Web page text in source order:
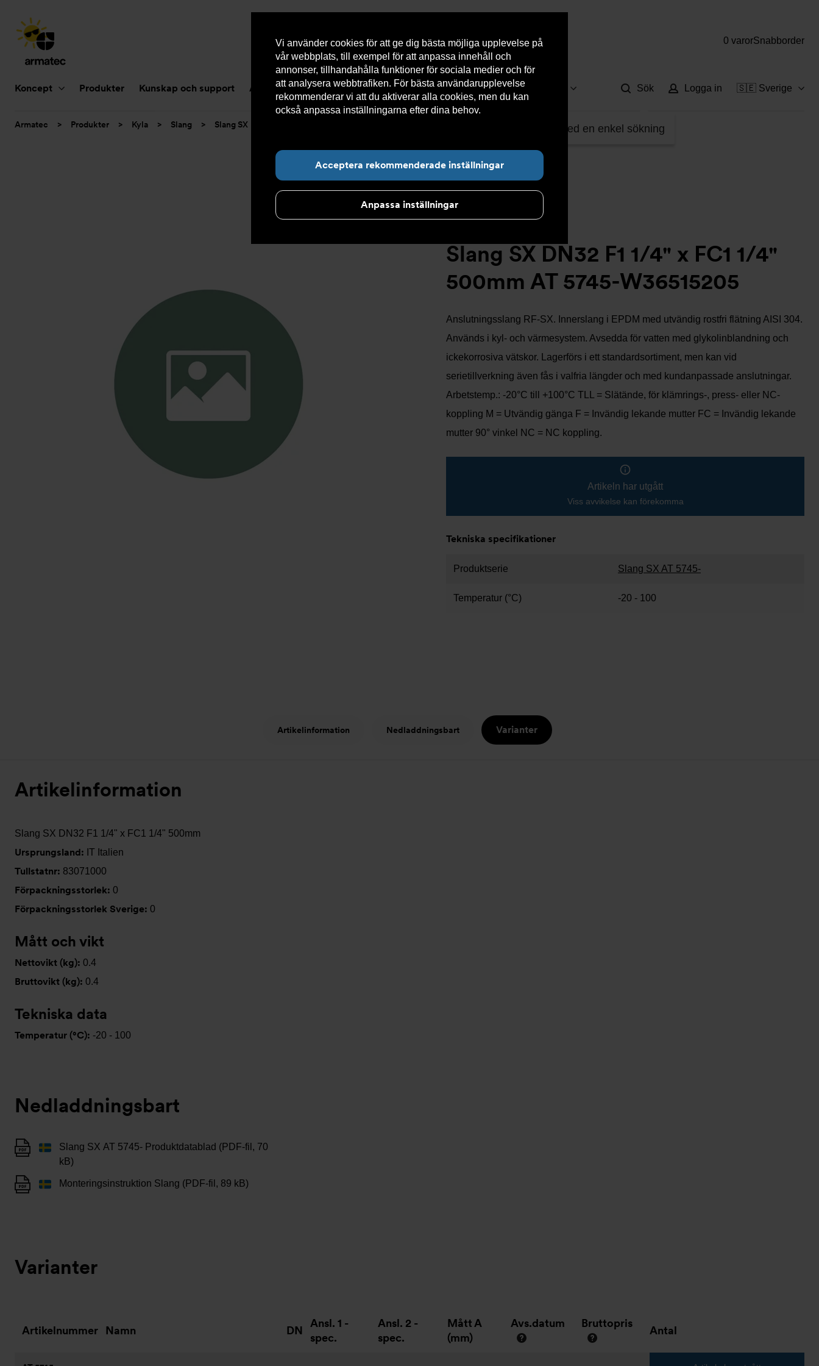
Vi använder cookies för att ge dig bästa möjliga upplevelse på
vår webbplats, till exempel för att anpassa innehåll och
annonser, tillhandahålla funktioner för sociala medier och för
att analysera webbtrafiken. För bästa användarupplevelse
rekommenderar vi att du aktiverar alla cookies, men du kan
också anpassa inställningarna efter dina behov.
Acceptera rekommenderade inställningar
Anpassa inställningar
0 varorSnabborder
Koncept Produkter Kunskap och support Aktuellt Om Armatec Hållbarhet Kontakta oss Kundservice
Hitta det du letar efter med en enkel sökning
Sök Logga in 🇸🇪 Sverige
Du
Armatec > Produkter > Kyla > Slang > Slang SX Slang SX DN32 F1 1/4" x FC1 1/4" 500mm AT 5745-W36515205
Slang SX DN32 F1 1/4" x FC1 1/4"
500mm AT 5745-W36515205
Anslutningsslang RF-SX. Innerslang i EPDM med utvändig rostfri flätning AISI 304.
Används i kyl- och värmesystem. Avsedda för vatten med glykolinblandning och
ickekorrosiva vätskor. Lagerförs i ett standardsortiment, men kan vid
serietillverkning även fås i valfria längder och med kundanpassade anslutningar.
Arbetstemp.: -20°C till +100°C TLL = Slätände, för klämrings-, press- eller NC-
koppling M = Utvändig gänga F = Invändig lekande mutter FC = Invändig lekande
mutter 90° vinkel NC = NC koppling.
Artikeln har utgått
Viss avvikelse kan förekomma
Tekniska specifikationer
Produktserie Slang SX AT 5745-
Temperatur (°C) -20 - 100
Artikelinformation Nedladdningsbart Varianter
Artikelinformation
Slang SX DN32 F1 1/4" x FC1 1/4" 500mm
Ursprungsland: IT Italien
Tullstatnr: 83071000
Förpackningsstorlek: 0
Förpackningsstorlek Sverige: 0
Mått och vikt
Nettovikt (kg): 0.4
Bruttovikt (kg): 0.4
Tekniska data
Temperatur (°C): -20 - 100
Nedladdningsbart
Slang SX AT 5745- Produktdatablad (PDF-fil, 70
kB)
Monteringsinstruktion Slang (PDF-fil, 89 kB)
Varianter
Artikelnummer Namn DN
Ansl. 1 -
spec.
Ansl. 2 -
spec.
Mått A
(mm)
Avs.datum Bruttopris
Antal